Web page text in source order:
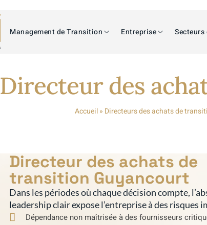
Management de Transition Entreprise Secteurs
Directeur des
Accueil» Directeurs des achats de
Directeur des achats de
transition Guyancourt
Dans les périodes où chaque décision compte,
leadership clair expose l’entreprise à des risques
Dépendance non maîtrisée à des fournisseurs